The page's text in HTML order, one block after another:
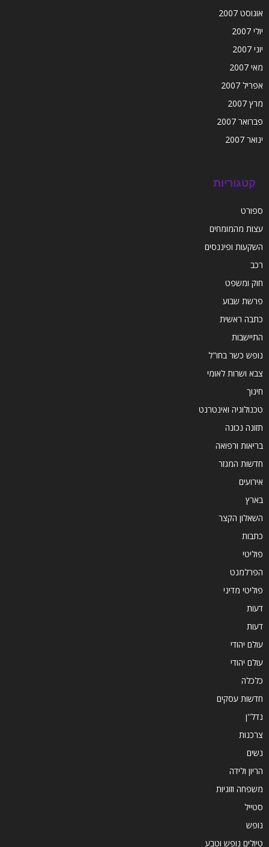
אוגוסט 2007
יולי 2007
יוני 2007
מאי 2007
אפריל 2007
מרץ 2007
פברואר 2007
ינואר 2007
קטגוריות
ספורט
עצות מהמומחים
השקעות ופיננסים
רכב
חוק ומשפט
פרשת שבוע
כתבה ראשית
התיישבות
נופש כשר בחו"ל
צבא ושרות לאומי
חינוך
טכנולוגיה ואינטרנט
תזונה נכונה
בריאות ורפואה
חדשות המגזר
אירועים
בארץ
השאלון הקצר
כתבות
פוליטי
הפרלמנט
פוליטי מדיני
דעות
דעות
עולם יהודי
עולם יהודי
כלכלה
חדשות עסקים
נדל''ן
צרכנות
נשים
הריון ולידה
משפחה וזוגיות
סטייל
נופש
טיולים נופש וטבע